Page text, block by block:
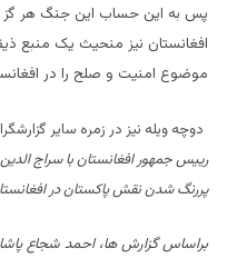
پس به این حساب این جنگ هر گز
افغانستان نیز منحیث یک منبع
موضوع امنیت و صلح را در
دوچه ویله نیز در زمره سایر
رييس جمهور افغانستان با سراج الدين
پررنگ شدن نقش پاکستان در
براساس گزارش ها، احمد شجاع